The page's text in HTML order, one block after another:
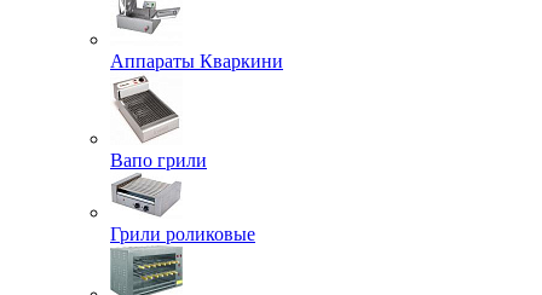
Аппараты Кваркини
Вапо грили
Грили роликовые